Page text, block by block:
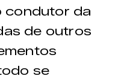
condutor da
de outros
se